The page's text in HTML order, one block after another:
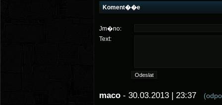
Koment��e
Jm�no:
Text:
maco - 30.03.2013 | 23:37